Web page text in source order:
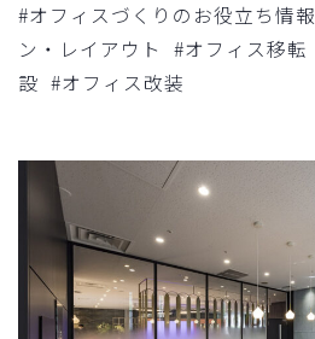
#オフィスづくりのお役立ち情報
ン・レイアウト
#オフィス移転
設 #オフィス改装